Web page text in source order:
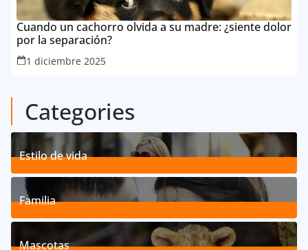
Cuando un cachorro olvida a su madre: ¿siente dolor
por la separación?
1 diciembre 2025
Categories
Estilo de vida
192Posts
Familia
527Posts
Mascotas